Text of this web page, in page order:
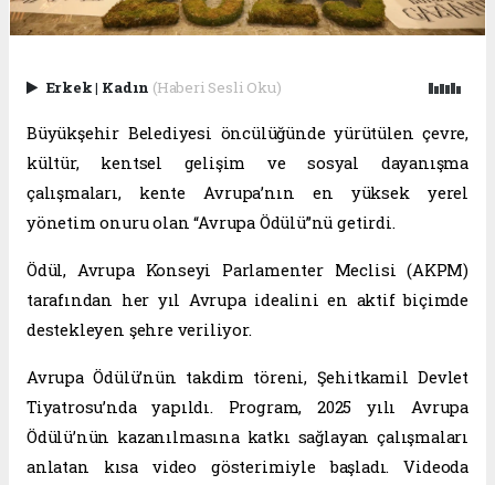
Erkek| Kadın (Haberi Sesli Oku)
Büyükşehir Belediyesi öncülüğünde yürütülen çevre,
kültür, kentsel gelişim ve sosyal dayanışma
çalışmaları, kente Avrupa’nın en yüksek yerel
yönetim onuru olan “Avrupa Ödülü”nü getirdi.
Ödül, Avrupa Konseyi Parlamenter Meclisi (AKPM)
tarafından her yıl Avrupa idealini en aktif biçimde
destekleyen şehre veriliyor.
Avrupa Ödülü’nün takdim töreni, Şehitkamil Devlet
Tiyatrosu’nda yapıldı. Program, 2025 yılı Avrupa
Ödülü’nün kazanılmasına katkı sağlayan çalışmaları
anlatan kısa video gösterimiyle başladı. Videoda